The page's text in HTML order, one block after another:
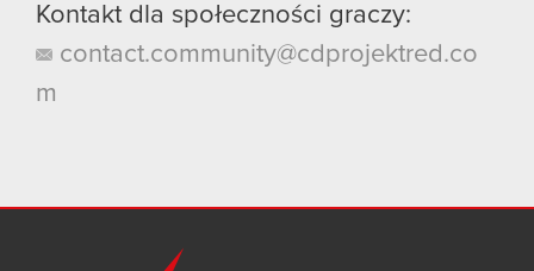
Kontakt dla społeczności graczy:
contact.community@cdprojektred.co
m